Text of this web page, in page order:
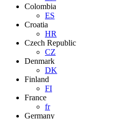
Colombia
ES
Croatia
HR
Czech Republic
CZ
Denmark
DK
Finland
FI
France
fr
Germany